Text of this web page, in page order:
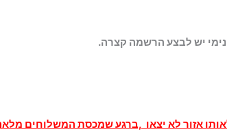
יש לבצע הרשמה קצרה.
אזור לא יצאו ,ברגע שמכסת המשלוחים